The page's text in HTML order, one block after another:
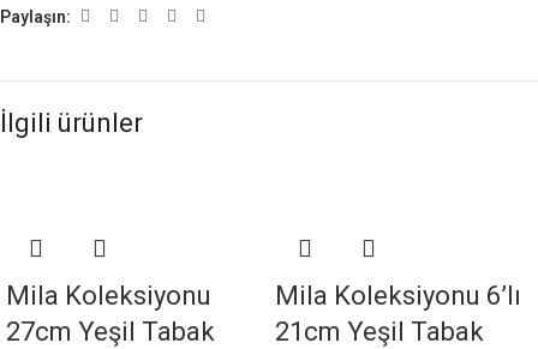
Paylaşın:
İlgili ürünler
Mila Koleksiyonu
27cm Yeşil Tabak
Mila Koleksiyonu 6’lı
21cm Yeşil Tabak